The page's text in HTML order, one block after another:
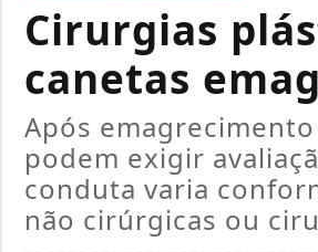
Cirurgias
canetas
Após
podem exigir
conduta varia
não cirúrgicas ou